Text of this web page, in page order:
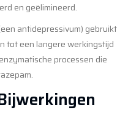
en geëlimineerd.
antidepressivum) gebruikt
tot een langere werkingstijd
processen die